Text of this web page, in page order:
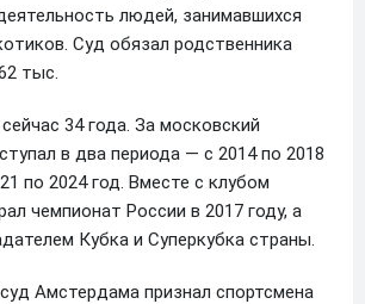
людей, занимавшихся
Суд обязал родственника
тыс.
34 года. За московский
в два периода — с 2014 по 2018
по 2024 год. Вместе с клубом
чемпионат России в 2017 году, а
Кубка и Суперкубка страны.
Амстердама признал спортсмена